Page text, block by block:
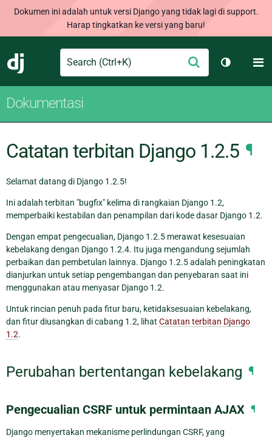
Dokumen ini adalah untuk versi Django yang tidak lagi di support.
Harap tingkatkan ke versi yang baru!
Django
Search Ajukan
Ganti
Dokumentasi
Catatan terbitan Django 1.2.5 ¶
Selamat datang di Django 1.2.5!
Ini adalah terbitan "bugfix" kelima di rangkaian Django 1.2,
memperbaiki kestabilan dan penampilan dari kode dasar Django 1.2.
Dengan empat pengecualian, Django 1.2.5 merawat kesesuaian
kebelakang dengan Django 1.2.4. Itu juga mengandung sejumlah
perbaikan dan pembetulan lainnya. Django 1.2.5 adalah peningkatan
dianjurkan untuk setiap pengembangan dan penyebaran saat ini
menggunakan atau menyasar Django 1.2.
Untuk rincian penuh pada fitur baru, ketidaksesuaian kebelakang,
dan fitur diusangkan di cabang 1.2, lihat Catatan terbitan Django
1.2.
Perubahan bertentangan kebelakang ¶
Pengecualian CSRF untuk permintaan AJAX ¶
Django menyertakan mekanisme perlindungan CSRF, yang